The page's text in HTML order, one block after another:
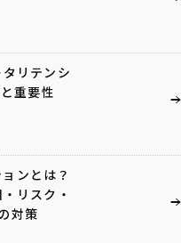
リテンシ
重要性
ンとは？
リスク・
対策